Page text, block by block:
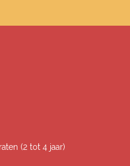
(2 tot 4 jaar)